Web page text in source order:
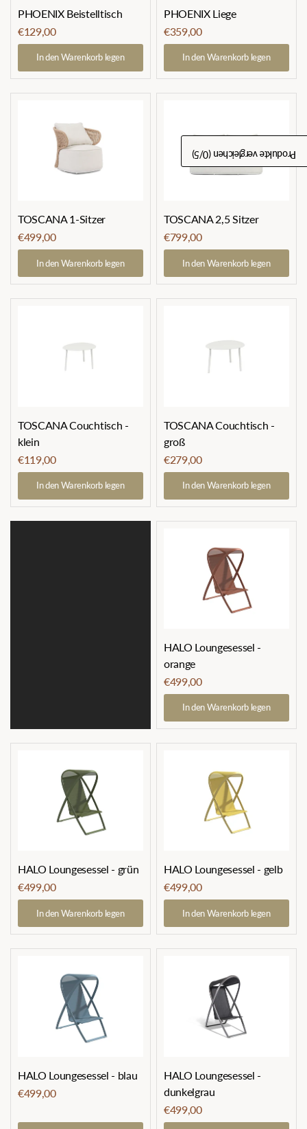
PHOENIX Beistelltisch
€129,00
In den Warenkorb legen
PHOENIX Liege
€359,00
In den Warenkorb legen
TOSCANA 1-Sitzer
€499,00
In den Warenkorb legen
TOSCANA 2,5 Sitzer
€799,00
In den Warenkorb legen
TOSCANA Couchtisch -
klein
€119,00
In den Warenkorb legen
TOSCANA Couchtisch -
groß
€279,00
In den Warenkorb legen
HALO Loungesessel -
orange
€499,00
In den Warenkorb legen
HALO Loungesessel - grün
€499,00
In den Warenkorb legen
HALO Loungesessel - gelb
€499,00
In den Warenkorb legen
HALO Loungesessel - blau
€499,00
HALO Loungesessel -
dunkelgrau
€499,00
Produkte vergleichen (
0
/5)